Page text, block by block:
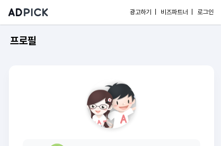
광고하기 | 비즈파트너 | 로그인
프로필